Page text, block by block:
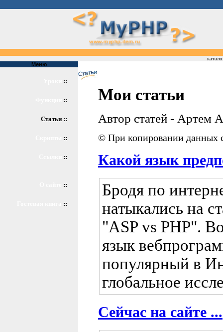
Меню
::
::
Статьи ::
::
::
::
::
Мои статьи
Автор статей - Артем
© При копировании данных
Какой язык
Бродя по
натыкались на
"ASP vs PHP".
язык
популярный в
глобальное
Сейчас на сайте ...